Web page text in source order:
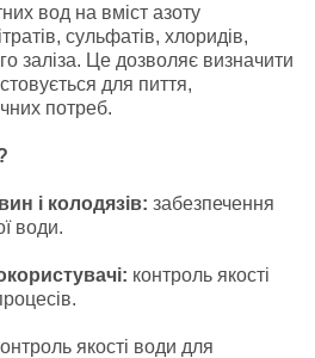
вод на вміст азоту
сульфатів, хлоридів,
заліза. Це дозволяє визначити
для пиття,
потреб.
і колодязів: забезпечення
води.
контроль якості
якості води для